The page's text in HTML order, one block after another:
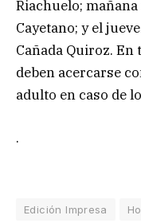
Riachuelo; mañana
Cayetano; y el
Cañada Quiroz. En
deben acercarse
adulto en caso de
.
Edición Impresa